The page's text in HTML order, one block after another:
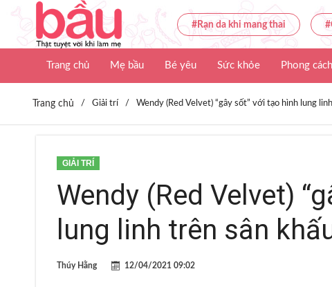
#Rạn da khi mang thai
Trang chủ Mẹ bầu Bé yêu Sức khỏe Phong cách
Trang chủ / Giải trí / Wendy (Red Velvet) “gây sốt” với tạo hình lung
GIẢI TRÍ
Wendy (Red Velvet)
lung linh trên sân
Thúy Hằng 12/04/2021 09:02